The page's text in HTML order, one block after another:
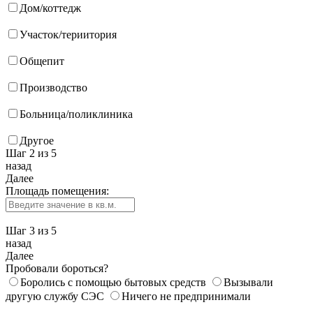
Дом/коттедж
Участок/териитория
Общепит
Производство
Больница/поликлиника
Другое
Шаг 2 из 5
назад
Далее
Площадь помещения:
Шаг 3 из 5
назад
Далее
Пробовали бороться?
Боролись с помощью бытовых средств
Вызывали
другую службу СЭС
Ничего не предпринимали